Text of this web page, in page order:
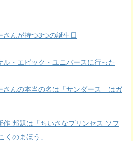
さんが持つ3つの誕生日
ル・エピック・ユニバースに行った
さんの本当の名は「サンダース」はガ
作 邦題は「ちいさなプリンセス ソフ
くのまほう」